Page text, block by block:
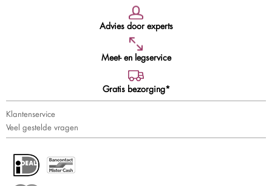
Advies door experts
Meet- en legservice
Gratis bezorging*
Klantenservice
Veel gestelde vragen